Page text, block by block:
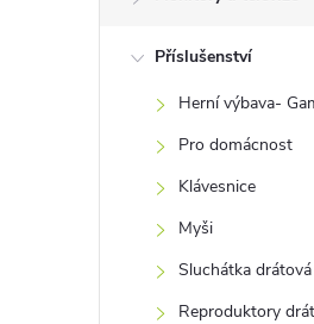
Příslušenství
Herní výbava-
Pro domácnost
Klávesnice
Myši
Sluchátka
Reproduktory